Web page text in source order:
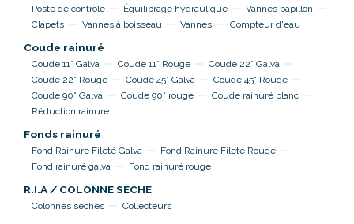
Poste de contrôle Équilibrage hydraulique
Vannes papillon
Clapets
Vannes à boisseau Vannes Compteur d'eau
Coude rainuré
Coude 11° Galva Coude 11° Rouge
Coude 22° Galva
Coude 22° Rouge
Coude 45° Galva
Coude 45° Rouge
Coude 90° Galva
Coude 90° rouge
Coude rainuré blanc
Réduction rainuré
Fonds rainuré
Fond Rainure Fileté Galva
Fond Rainure Fileté Rouge
Fond rainuré galva
Fond rainuré rouge
R.I.A / COLONNE SECHE
Colonnes sèches Collecteurs